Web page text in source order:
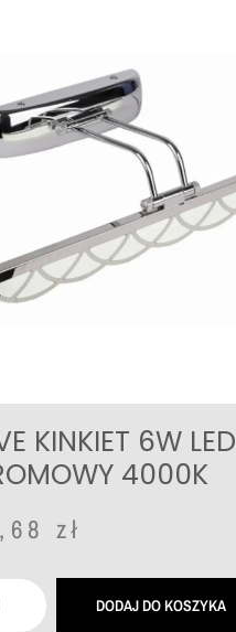
KINKIET 6W LED
4000K
zł
DODAJ DO KOSZYKA